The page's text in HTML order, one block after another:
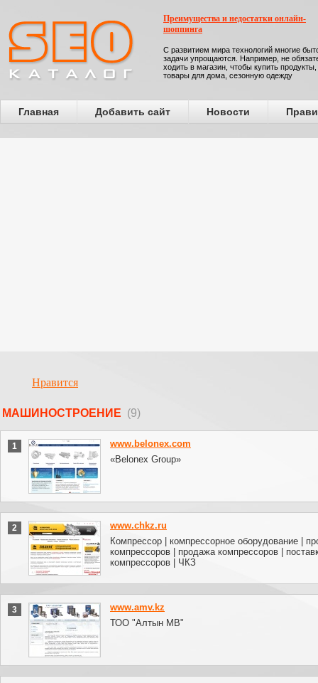
Преимущества и недостатки онлайн-
шоппинга
С развитием мира технологий многие
задачи упрощаются. Например, не
ходить в магазин, чтобы купить продукты,
товары для дома, сезонную одежду
Главная Добавить сайт Новости
Нравится
МАШИНОСТРОЕНИЕ (9)
1
www.belonex.com
«Belonex Group»
2
www.chkz.ru
Компрессор | компрессорное оборудование |
компрессоров | продажа компрессоров |
компрессоров | ЧКЗ
3
www.amv.kz
ТОО "Алтын МВ"